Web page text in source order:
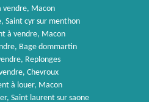
vendre, Macon
Saint cyr sur menthon
à vendre, Macon
Bage dommartin
Replonges
Chevroux
à louer, Macon
Saint laurent sur saone